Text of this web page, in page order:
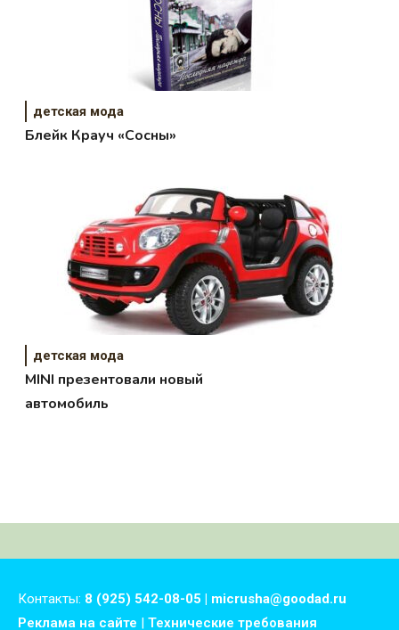
детская мода
Блейк Крауч «Сосны»
детская мода
MINI презентовали новый
автомобиль
Контакты: 8 (925) 542-08-05 | micrusha@goodad.ru
Реклама на сайте | Технические требования